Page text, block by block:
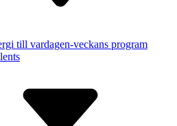
till vardagen-veckans program